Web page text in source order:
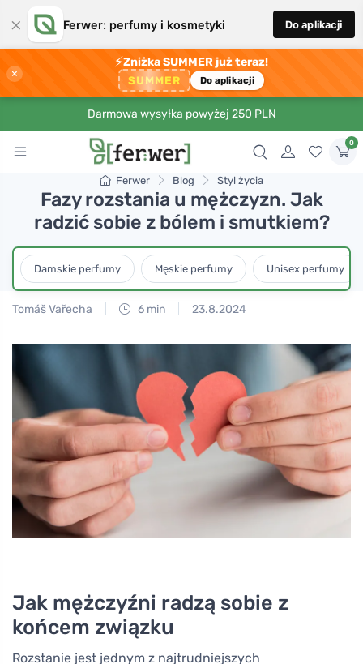
× Ferwer: perfumy i kosmetyki Do aplikacji
×
⚡Zniżka SUMMER już teraz!
SUMMER Do aplikacji
Darmowa wysyłka powyżej 250 PLN
0
Ferwer Blog Styl życia
Fazy rozstania u mężczyzn. Jak
radzić sobie z bólem i smutkiem?
Damskie perfumy Męskie perfumy Unisex perfumy
Tomáš Vařecha 6 min 23.8.2024
Jak mężczyźni radzą sobie z
końcem związku
Rozstanie jest jednym z najtrudniejszych